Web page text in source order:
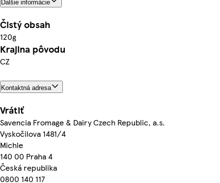
Ďalšie informácie
Čistý obsah
120g
Krajina pôvodu
CZ
Kontaktná adresa
Vrátiť
Savencia Fromage & Dairy Czech Republic, a.s.
Vyskočilova 1481/4
Michle
140 00 Praha 4
Česká republika
0800 140 117